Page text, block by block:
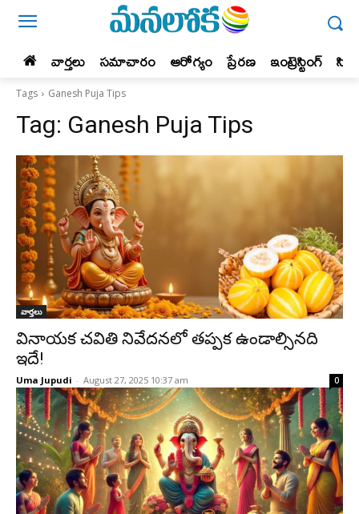
వార్తలు సమాచారం ఆరోగ్యం ప్రేర‌ణ‌ ఇంట్రెస్టింగ్‌
Tags Ganesh Puja Tips
Tag: Ganesh Puja Tips
వార్తలు
వినాయక చవితి నివేదనలో తప్పక ఉండాల్సినది
ఇదే!
Uma Jupudi - August 27, 2025 10:37 am 0